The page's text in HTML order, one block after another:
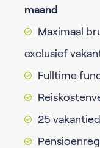
maand
Maximaal
exclusief
Fulltime
25